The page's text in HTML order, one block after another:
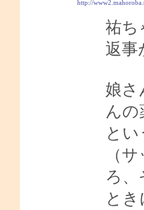
http://
祐ち
返事
娘さ
ん
と
（
ろ
と